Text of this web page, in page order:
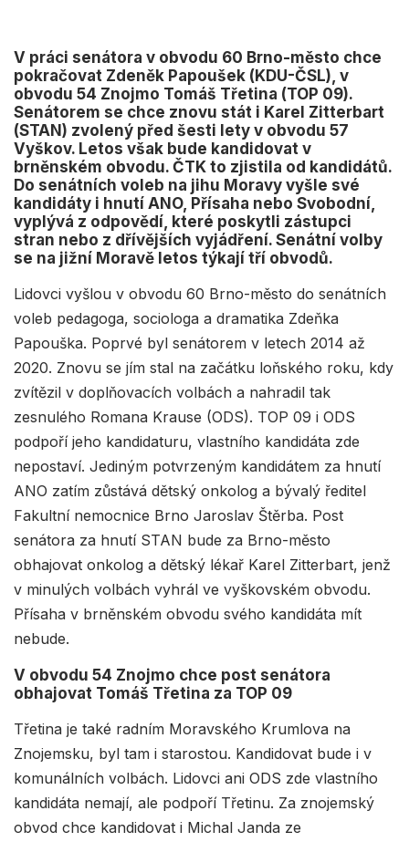
V práci senátora v obvodu 60 Brno-město chce
pokračovat Zdeněk Papoušek (KDU-ČSL), v
obvodu 54 Znojmo Tomáš Třetina (TOP 09).
Senátorem se chce znovu stát i Karel Zitterbart
(STAN) zvolený před šesti lety v obvodu 57
Vyškov. Letos však bude kandidovat v
brněnském obvodu. ČTK to zjistila od kandidátů.
Do senátních voleb na jihu Moravy vyšle své
kandidáty i hnutí ANO, Přísaha nebo Svobodní,
vyplývá z odpovědí, které poskytli zástupci
stran nebo z dřívějších vyjádření. Senátní volby
se na jižní Moravě letos týkají tří obvodů.
Lidovci vyšlou v obvodu 60 Brno-město do senátních
voleb pedagoga, sociologa a dramatika Zdeňka
Papouška. Poprvé byl senátorem v letech 2014 až
2020. Znovu se jím stal na začátku loňského roku, kdy
zvítězil v doplňovacích volbách a nahradil tak
zesnulého Romana Krause (ODS). TOP 09 i ODS
podpoří jeho kandidaturu, vlastního kandidáta zde
nepostaví. Jediným potvrzeným kandidátem za hnutí
ANO zatím zůstává dětský onkolog a bývalý ředitel
Fakultní nemocnice Brno Jaroslav Štěrba. Post
senátora za hnutí STAN bude za Brno-město
obhajovat onkolog a dětský lékař Karel Zitterbart, jenž
v minulých volbách vyhrál ve vyškovském obvodu.
Přísaha v brněnském obvodu svého kandidáta mít
nebude.
V obvodu 54 Znojmo chce post senátora
obhajovat Tomáš Třetina za TOP 09
Třetina je také radním Moravského Krumlova na
Znojemsku, byl tam i starostou. Kandidovat bude i v
komunálních volbách. Lidovci ani ODS zde vlastního
kandidáta nemají, ale podpoří Třetinu. Za znojemský
obvod chce kandidovat i Michal Janda ze